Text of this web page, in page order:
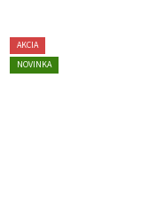
AKCIA
NOVINKA